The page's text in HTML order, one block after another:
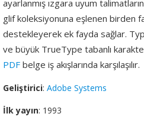
ayarlanmış ızgara uyum
glif koleksiyonuna eşlenen birden
destekleyerek ek fayda sağlar.
ve büyük TrueType tabanlı
PDF belge iş akışlarında karşılaşılır.
Geliştirici: Adobe Systems
İlk yayın: 1993